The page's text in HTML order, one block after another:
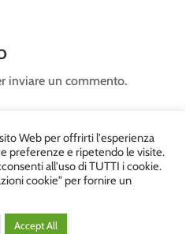
inviare un commento.
Carducci, 12 – Chiavenna –
– Tel. 0343 36560 – Sito
Web per offrirti l'esperienza
preferenze e ripetendo le visite.
all'uso di TUTTI i cookie.
cookie" per fornire un
Accept All